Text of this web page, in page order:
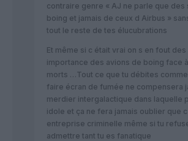
contraire genre « AJ ne parle que des
boing et jamais de ceux d Airbus »
tout le reste de tes élucubrations
Et même si c était vrai on s en fout
importance des avions de boing face
morts …Tout ce que tu débites
faire écran de fumée ne compensera
merdier intergalactique dans laquelle
idole et ça ne fera jamais oublier que
entreprise criminelle même si tu
admettre tant tu es fanatique